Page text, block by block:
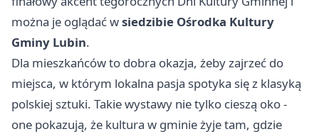
można je oglądać wsiedzibie Ośrodka Kultury
Gminy Lubin.
Dla mieszkańców to dobra okazja, żeby zajrzeć do
miejsca, w którym lokalna pasja spotyka się z klasyką
polskiej sztuki. Takie wystawy nie tylko cieszą oko -
one pokazują, że kultura w gminie żyje tam, gdzie